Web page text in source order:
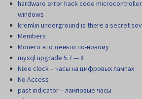
hardware error hack code microcontroller
windows
kremlin underground is there a secret
Members
Monero это деньги по-новому
mysql upgrade 5.7 — 8
Nixie clock – часы на цифровых лампах
No Access
past indicator – ламповые часы